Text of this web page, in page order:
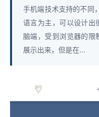
手机端技术支持的不同
语言为主，可以设计出
脑端，受到浏览器的限
展示出来，但是在...